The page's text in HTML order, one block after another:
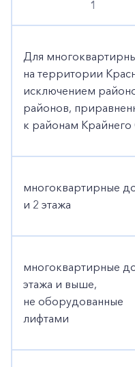
1
Для
на территории
исключением
районов,
к районам Крайнего
многоквартирные
и 2 этажа
многоквартирные
этажа и выше,
не оборудованные
лифтами